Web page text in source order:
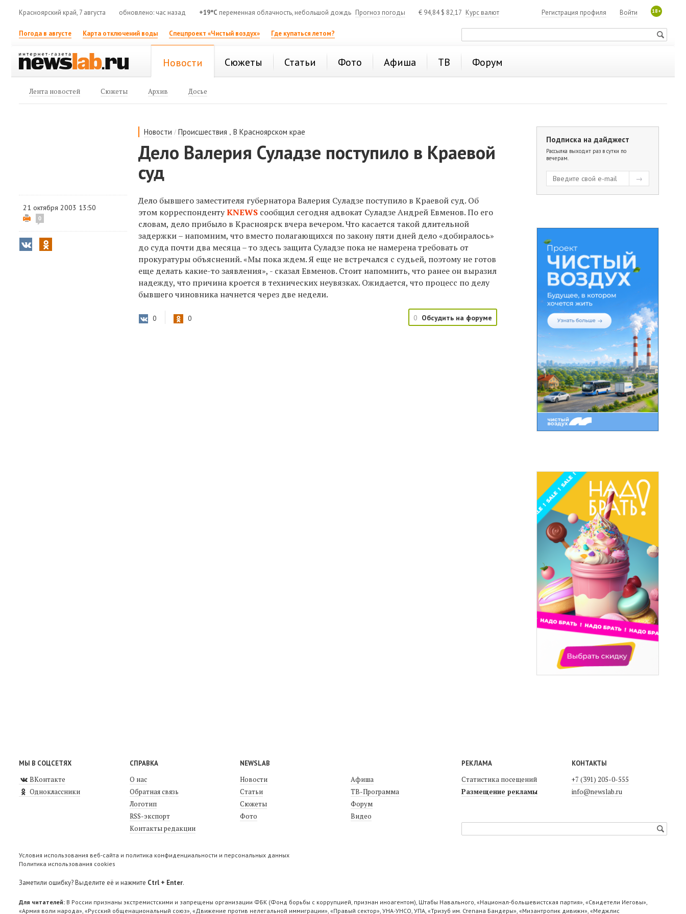
Красноярский край, 7 августа обновлено: час назад +19°C переменная облачность, небольшой дождь Прогноз погоды € 94,84$ 82,17 Курс валют 18+
Войти
Регистрация профиля
Погода в августе Карта отключений воды Спецпроект «Чистый воздух» Где купаться летом?
Новости Сюжеты Статьи Фото Афиша ТВ Форум
Лента новостей Сюжеты Архив Досье
Новости /Происшествия ,В Красноярском крае
Дело Валерия Суладзе поступило в Краевой
суд
21 октября 2003 13:50
0
Дело бывшего заместителя губернатора Валерия Суладзе поступило в Краевой суд. Об
этом корреспондентуKNEWS сообщил сегодня адвокат Суладзе Андрей Евменов. По его
словам, дело прибыло в Красноярск вчера вечером. Что касается такой длительной
задержки – напомним, что вместо полагающихся по закону пяти дней дело «добиралось»
до суда почти два месяца – то здесь защита Суладзе пока не намерена требовать от
прокуратуры объяснений. «Мы пока ждем. Я еще не встречался с судьей, поэтому не готов
еще делать какие-то заявления», - сказал Евменов. Стоит напомнить, что ранее он выразил
надежду, что причина кроется в технических неувязках. Ожидается, что процесс по делу
бывшего чиновника начнется через две недели.
0 0 0 Обсудить на форуме
Подписка на дайджест
Рассылка выходит раз в сутки по
вечерам.
МЫ В СОЦСЕТЯХ
ВКонтакте
Одноклассники
СПРАВКА
О нас
Обратная связь
Логотип
RSS-экспорт
Контакты редакции
NEWSLAB
Новости
Статьи
Сюжеты
Фото
Афиша
ТВ-Программа
Форум
Видео
РЕКЛАМА
Статистика посещений
Размещение рекламы
КОНТАКТЫ
+7 (391) 205-0-555
info@newslab.ru
Условия использования веб-сайта и политика конфиденциальности и персональных данных
Политика использования cookies
Заметили ошибку? Выделите её и нажмите Ctrl + Enter.
Для читателей: В России признаны экстремистскими и запрещены организации ФБК (Фонд борьбы с коррупцией, признан иноагентом), Штабы Навального, «Национал-большевистская партия», «Свидетели Иеговы»,
«Армия воли народа», «Русский общенациональный союз», «Движение против нелегальной иммиграции», «Правый сектор», УНА-УНСО, УПА, «Тризуб им. Степана Бандеры», «Мизантропик дивижн», «Меджлис